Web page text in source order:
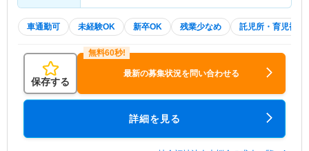
車通勤可 未経験OK 新卒OK 残業少なめ 託児所・育児補助
保存する
最新の募集状況を問い合わせる
詳細を見る